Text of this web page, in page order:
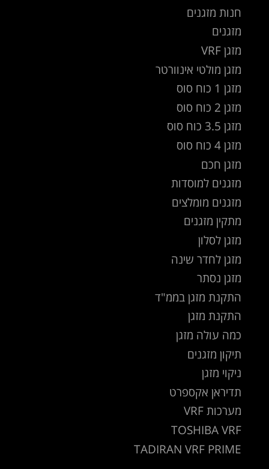
חנות מזגנים
מזגנים
מזגן VRF
מזגן מולטי אינוורטר
מזגן 1 כוח סוס
מזגן 2 כוח סוס
מזגן 3.5 כוח סוס
מזגן 4 כוח סוס
מזגן חכם
מזגנים למוסדות
מזגנים מומלצים
מתקין מזגנים
מזגן לסלון
מזגן לחדר שינה
מזגן נסתר
התקנת מזגן בממ"ד
התקנת מזגן
כמה עולה מזגן
תיקון מזגנים
ניקוי מזגן
תדיראן אקספרט
מערכות VRF
TOSHIBA VRF
TADIRAN VRF PRIME